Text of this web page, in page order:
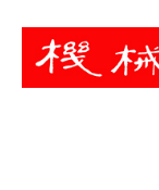
暫停